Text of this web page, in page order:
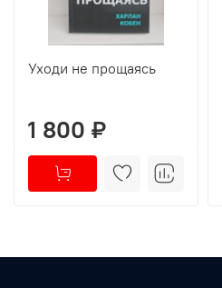
Уходи не прощаясь
1 800 ₽